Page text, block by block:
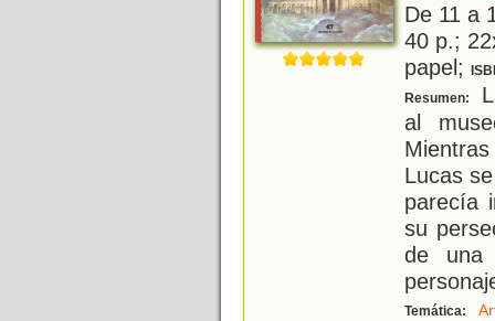
De 11 a
40 p.;
papel;
Resumen:
al
Lucas
parecía
su
de una
Temática: